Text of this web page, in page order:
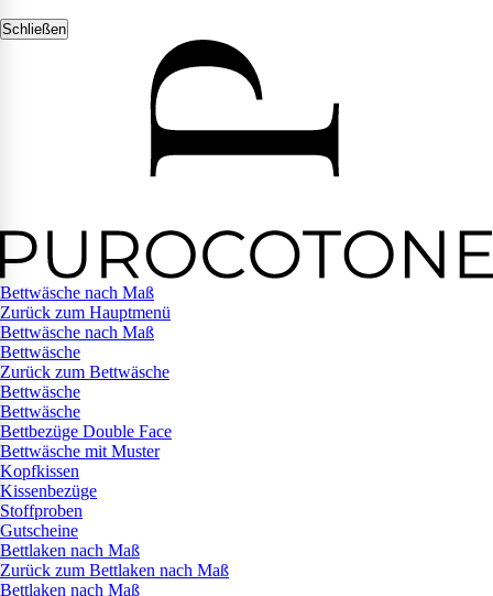
Schließen
Bettwäsche nach Maß
Zurück zum Hauptmenü
Bettwäsche nach Maß
Bettwäsche
Zurück zum Bettwäsche
Bettwäsche
Bettwäsche
Bettbezüge Double Face
Bettwäsche mit Muster
Kopfkissen
Kissenbezüge
Stoffproben
Gutscheine
Bettlaken nach Maß
Zurück zum Bettlaken nach Maß
Bettlaken nach Maß